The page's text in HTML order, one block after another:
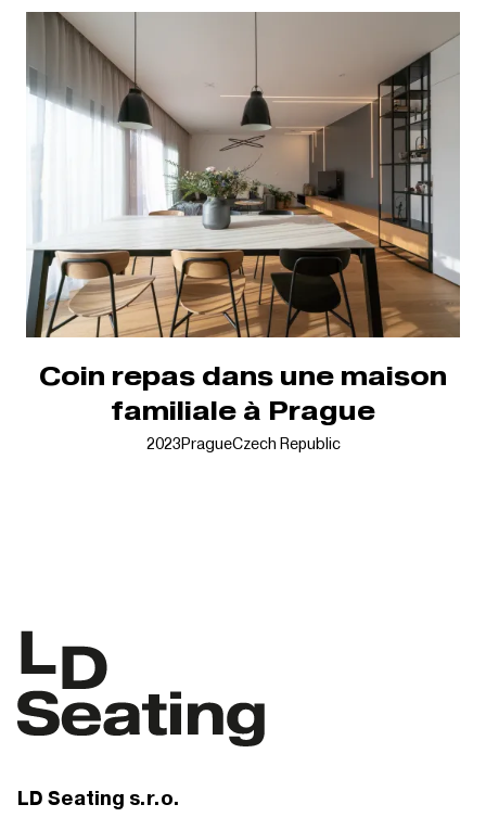
Coin repas dans une maison
familiale à Prague
2023PragueCzech Republic
LD Seating s.r.o.